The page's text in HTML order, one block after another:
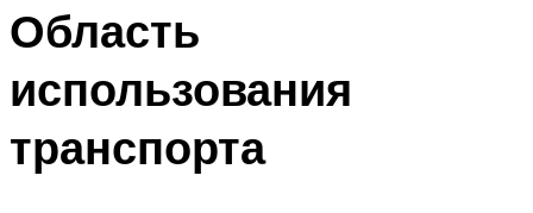
Область
использования
транспорта